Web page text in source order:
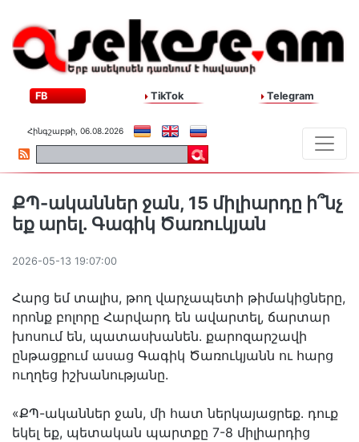
FB TikTok Telegram
Հինգշաբթի, 06.08.2026
ՔՊ-ականներ ջան, 15 միլիարդը ի՞նչ
եք արել. Գագիկ Ծառուկյան
2026-05-13 19:07:00
Հարց եմ տալիս, թող վարչապետի թիմակիցները,
որոնք բոլորը Հարվարդ են ավարտել, ճարտար
խոսում են, պատասխանեն․ քարոզարշավի
ընթացքում ասաց Գագիկ Ծառուկյանն ու հարց
ուղղեց իշխանությանը.
«ՔՊ-ականներ ջան, մի հատ ներկայացրեք․ դուք
եկել եք, պետական պարտքը 7-8 միլիարդից